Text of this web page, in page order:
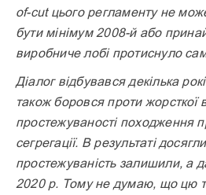
of-cut цього регламенту не
бути мінімум 2008-й або
виробниче лобі протиснуло
Діалог відбувався декілька
також боровся проти жорсткої
простежуваності походження
сегрегації. В результаті
простежуваність залишили, а
2020 р. Тому не думаю, що цю